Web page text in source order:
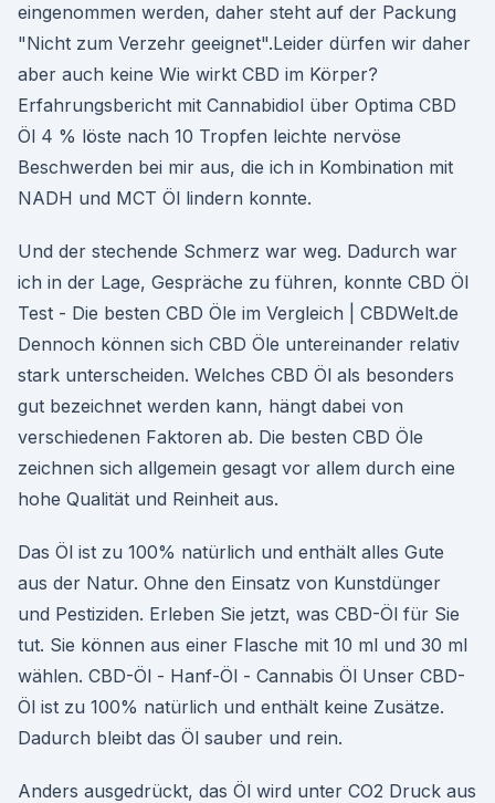
eingenommen werden, daher steht auf der Packung
"Nicht zum Verzehr geeignet".Leider dürfen wir daher
aber auch keine Wie wirkt CBD im Körper?
Erfahrungsbericht mit Cannabidiol über Optima CBD
Öl 4 % löste nach 10 Tropfen leichte nervöse
Beschwerden bei mir aus, die ich in Kombination mit
NADH und MCT Öl lindern konnte.
Und der stechende Schmerz war weg. Dadurch war
ich in der Lage, Gespräche zu führen, konnte CBD Öl
Test - Die besten CBD Öle im Vergleich | CBDWelt.de
Dennoch können sich CBD Öle untereinander relativ
stark unterscheiden. Welches CBD Öl als besonders
gut bezeichnet werden kann, hängt dabei von
verschiedenen Faktoren ab. Die besten CBD Öle
zeichnen sich allgemein gesagt vor allem durch eine
hohe Qualität und Reinheit aus.
Das Öl ist zu 100% natürlich und enthält alles Gute
aus der Natur. Ohne den Einsatz von Kunstdünger
und Pestiziden. Erleben Sie jetzt, was CBD-Öl für Sie
tut. Sie können aus einer Flasche mit 10 ml und 30 ml
wählen. CBD-Öl - Hanf-Öl - Cannabis Öl Unser CBD-
Öl ist zu 100% natürlich und enthält keine Zusätze.
Dadurch bleibt das Öl sauber und rein.
Anders ausgedrückt, das Öl wird unter CO2 Druck aus